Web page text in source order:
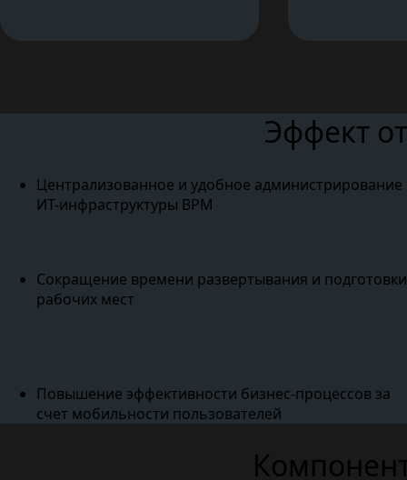
Эффект
Централизованное и удобное администрирование
ИТ-инфраструктуры ВРМ
Сокращение времени развертывания и подготовки
рабочих мест
Повышение эффективности бизнес-процессов за
счет мобильности пользователей